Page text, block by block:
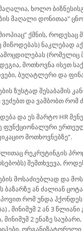
ხოლო
მაღალი დონითაა”
ქმნის, როდესაც
ნაკლებად
(რომელიც
მოთხოვნა ისეთ
ბუღატლერი და
ზუსტად შესაბამის
და ვამბობთ რომ
და ეს მარტო HR
ფუნქციონალური
მოთხოვნებზე”.
რეკრუტინგის
შემთხვევა,
მოსაძიებლად და
ან ძალიან
რომ უნდა
, მინიმუმ 2 ან 3
2 ენაზე
ორგანიზატორული